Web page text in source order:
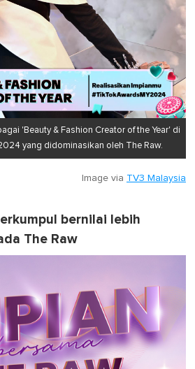
'Beauty & Fashion Creator of the Year' di
yang didominasikan oleh The Raw.
Image via TV3 Malaysia
bernilai lebih
The Raw